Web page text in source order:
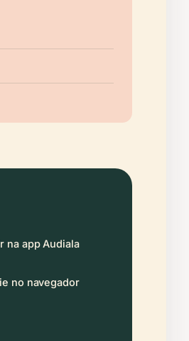
na app Audiala
no navegador